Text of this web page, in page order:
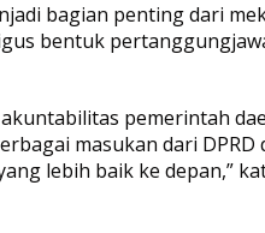
bagian penting dari
bentuk
pemerintah
masukan dari DPRD
lebih baik ke depan,”